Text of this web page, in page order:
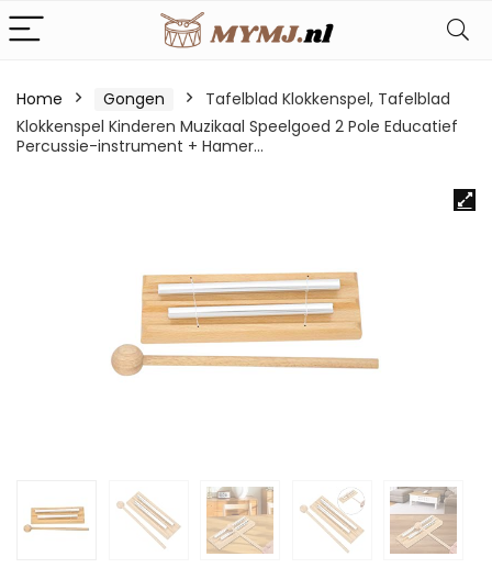
Home Gongen
Tafelblad Klokkenspel, Tafelblad
Klokkenspel Kinderen Muzikaal Speelgoed 2 Pole Educatief
Percussie-instrument + Hamer…